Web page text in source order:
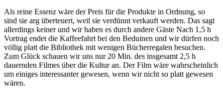
Als reine Essenz wäre der Preis für die Produkte in Ordnung, so
sind sie arg überteuert, weil sie verdünnt verkauft werden. Das sagt
allerdings keiner und wir haben es durch andere Gäste Nach 1,5 h
Vortrag endet die Kaffeefahrt bei den Beduinen und wir dürfen noch
völlig platt die Bibliothek mit wenigen Bücherregalen besuchen.
Zum Glück schauen wir uns nur 20 Min. des insgesamt 2,5 h
dauernden Filmes über die Kultur an. Der Film wäre wahrscheinlich
um einiges interessanter gewesen, wenn wir nicht so platt gewesen
wären.